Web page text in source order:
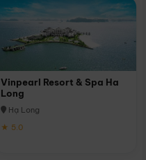
Vinpearl Resort & Spa Ha
Long
Hạ Long
★ 5.0